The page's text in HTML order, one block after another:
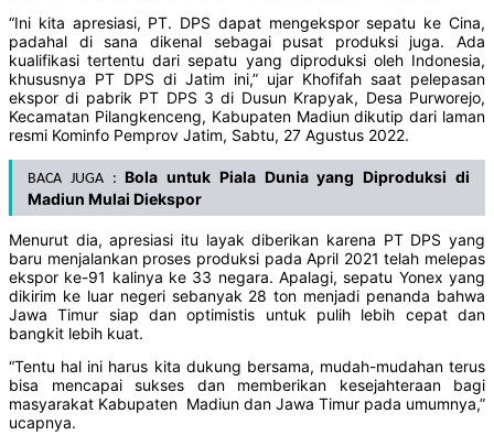
“Ini kita apresiasi, PT. DPS dapat mengekspor sepatu ke Cina,
padahal di sana dikenal sebagai pusat produksi juga. Ada
kualifikasi tertentu dari sepatu yang diproduksi oleh Indonesia,
khususnya PT DPS di Jatim ini,” ujar Khofifah saat pelepasan
ekspor di pabrik PT DPS 3 di Dusun Krapyak, Desa Purworejo,
Kecamatan Pilangkenceng, Kabupaten Madiun dikutip dari laman
resmi Kominfo Pemprov Jatim, Sabtu, 27 Agustus 2022.
BACA JUGA : Bola untuk Piala Dunia yang Diproduksi di
Madiun Mulai Diekspor
Menurut dia, apresiasi itu layak diberikan karena PT DPS yang
baru menjalankan proses produksi pada April 2021 telah melepas
ekspor ke-91 kalinya ke 33 negara. Apalagi, sepatu Yonex yang
dikirim ke luar negeri sebanyak 28 ton menjadi penanda bahwa
Jawa Timur siap dan optimistis untuk pulih lebih cepat dan
bangkit lebih kuat.
“Tentu hal ini harus kita dukung bersama, mudah-mudahan terus
bisa mencapai sukses dan memberikan kesejahteraan bagi
masyarakat Kabupaten Madiun dan Jawa Timur pada umumnya,”
ucapnya.